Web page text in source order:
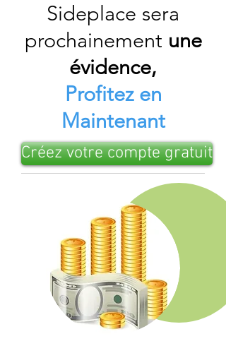
Sideplace sera
prochainement une
évidence,
Profitez en
Maintenant
Créez votre compte gratuit